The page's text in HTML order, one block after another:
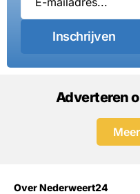
Inschrijven
Adverteren
Over Nederweert24